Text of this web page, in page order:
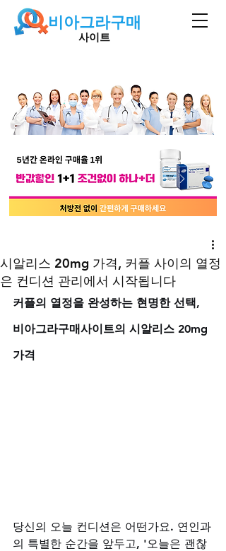
비아그라구매
사이트
시알리스 20mg 가격, 커플 사이의 열정
은 컨디션 관리에서 시작됩니다
커플의 열정을 완성하는 현명한 선택,
비아그라구매사이트의 시알리스 20mg
가격
당신의 오늘 컨디션은 어떤가요. 연인과
의 특별한 순간을 앞두고, '오늘은 괜찮